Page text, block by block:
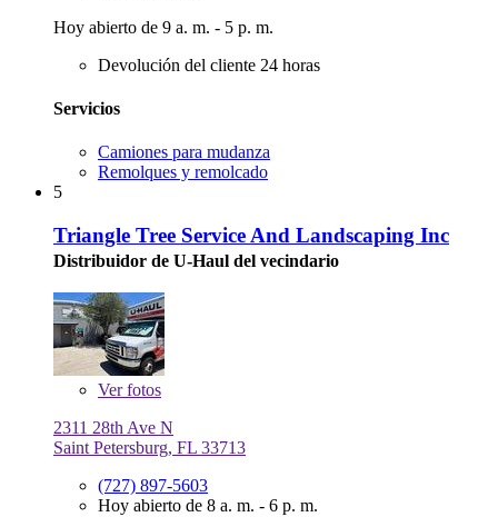
Hoy abierto de 9 a. m. - 5 p. m.
Devolución del cliente 24 horas
Servicios
Camiones para mudanza
Remolques y remolcado
5
Triangle Tree Service And Landscaping Inc
Distribuidor de U-Haul del vecindario
Verfotos
2311 28th Ave N
Saint Petersburg, FL 33713
(727) 897-5603
Hoy abierto de 8 a. m. - 6 p. m.